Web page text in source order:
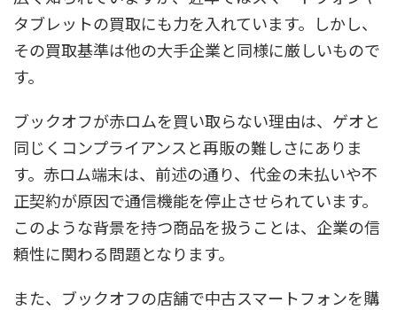
タブレットの買取にも力を入れています。しかし、
その買取基準は他の大手企業と同様に厳しいもので
す。
ブックオフが赤ロムを買い取らない理由は、ゲオと
同じくコンプライアンスと再販の難しさにありま
す。赤ロム端末は、前述の通り、代金の未払いや不
正契約が原因で通信機能を停止させられています。
このような背景を持つ商品を扱うことは、企業の信
頼性に関わる問題となります。
また、ブックオフの店舗で中古スマートフォンを購